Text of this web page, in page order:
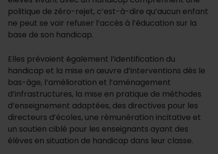
politique de zéro-rejet, c’est-à-dire qu’aucun enfant
ne peut se voir refuser l’accès à l’éducation sur la
base de son handicap.
Elles prévoient également l’identification du
handicap et la mise en œuvre d’interventions dès le
bas-âge, l’amélioration et l’aménagement
d’infrastructures, la mise en pratique de méthodes
d’enseignement adaptées, des directives pour les
directeurs d’écoles, une rémunération incitative et
un soutien ciblé pour les enseignants ayant des
élèves en situation de handicap dans leur classe.